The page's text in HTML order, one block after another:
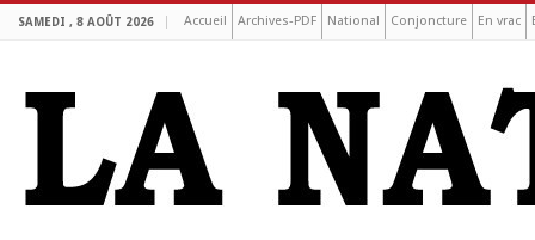
SAMEDI , 8 AOÛT 2026 Accueil Archives-PDF National Conjoncture En vrac